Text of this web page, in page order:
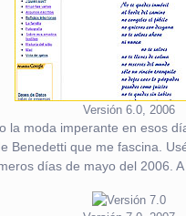
Versión 6.0, 2006
la moda imperante en esos
que me fascina.
días de mayo del 2006.